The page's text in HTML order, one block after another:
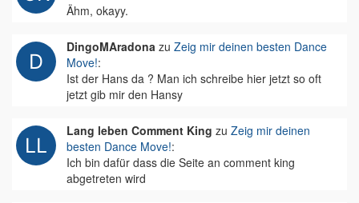
Ähm, okayy.
DingoMAradona zu Zeig mir deinen besten Dance
Move!:
Ist der Hans da ? Man ich schreibe hier jetzt so oft
jetzt gib mir den Hansy
Lang leben Comment King zu Zeig mir deinen
besten Dance Move!:
Ich bin dafür dass die Seite an comment king
abgetreten wird